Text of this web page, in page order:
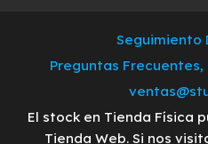
Seguimiento
Preguntas Frecuentes,
El stock en Tienda Física
Tienda Web. Si nos